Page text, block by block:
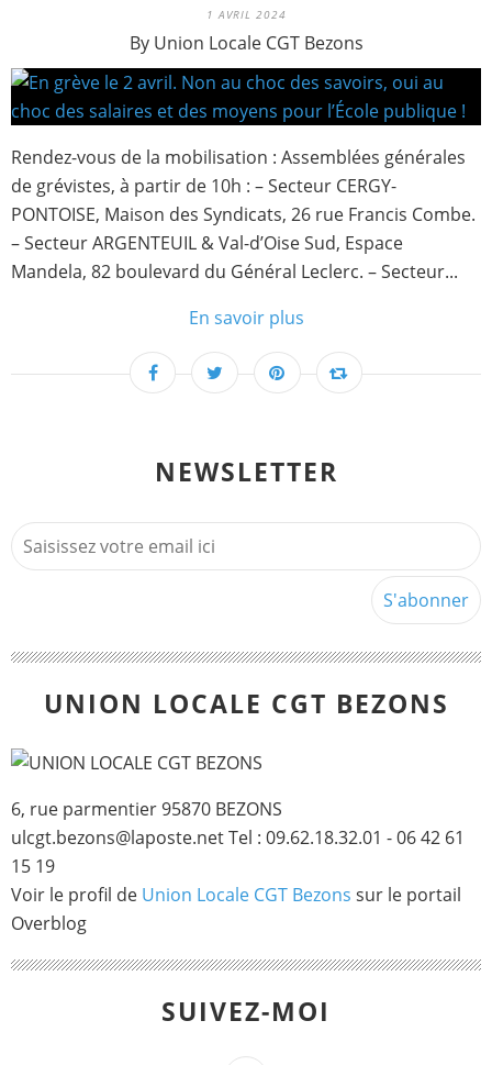
1 AVRIL 2024
By Union Locale CGT Bezons
Rendez-vous de la mobilisation : Assemblées générales
de grévistes, à partir de 10h : – Secteur CERGY-
PONTOISE, Maison des Syndicats, 26 rue Francis Combe.
– Secteur ARGENTEUIL & Val-d’Oise Sud, Espace
Mandela, 82 boulevard du Général Leclerc. – Secteur...
En savoir plus
NEWSLETTER
UNION LOCALE CGT BEZONS
6, rue parmentier 95870 BEZONS
ulcgt.bezons@laposte.net Tel : 09.62.18.32.01 - 06 42 61
15 19
Voir le profil de Union Locale CGT Bezons sur le portail
Overblog
SUIVEZ-MOI